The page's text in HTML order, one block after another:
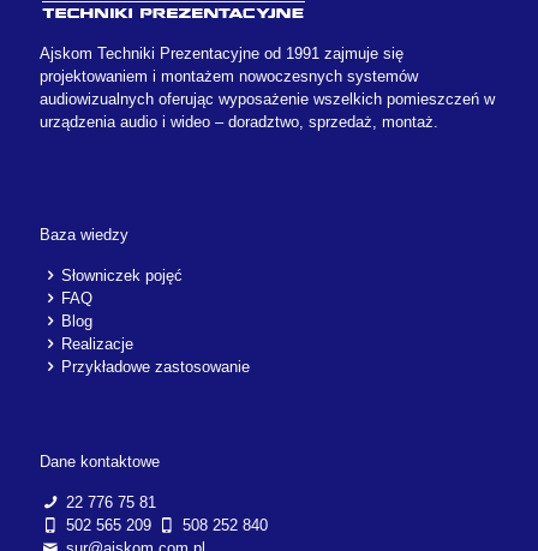
Ajskom Techniki Prezentacyjne od 1991 zajmuje się
projektowaniem i montażem nowoczesnych systemów
audiowizualnych oferując wyposażenie wszelkich pomieszczeń w
urządzenia audio i wideo – doradztwo, sprzedaż, montaż.
Baza wiedzy
Słowniczek pojęć
FAQ
Blog
Realizacje
Przykładowe zastosowanie
Dane kontaktowe
22 776 75 81
502 565 209
508 252 840